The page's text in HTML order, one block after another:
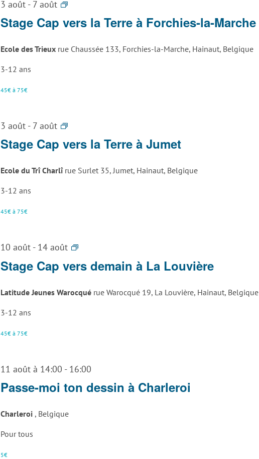
3 août - 7 août
Stage
Attack
Stage Cap vers la Terre à Forchies-la-Marche
Ecole des Trieux rue Chaussée 133, Forchies-la-Marche, Hainaut, Belgique
3-12 ans
45€ à 75€
3 août - 7 août
Stage
Attack
Stage Cap vers la Terre à Jumet
Ecole du Trî Charlî rue Surlet 35, Jumet, Hainaut, Belgique
3-12 ans
45€ à 75€
10 août - 14 août
Stage
Attack
Louvière
Stage Cap vers demain à La Louvière
Latitude Jeunes Warocqué rue Warocqué 19, La Louvière, Hainaut, Belgique
3-12 ans
45€ à 75€
11 août à 14:00 - 16:00
Passe-moi ton dessin à Charleroi
Charleroi , Belgique
Pour tous
5€